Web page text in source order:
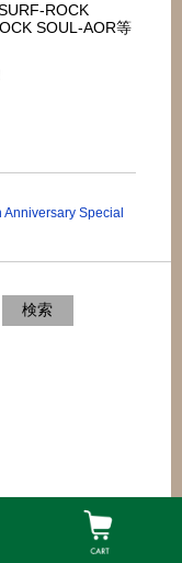
ROCK
SOUL-AOR等
Anniversary Special